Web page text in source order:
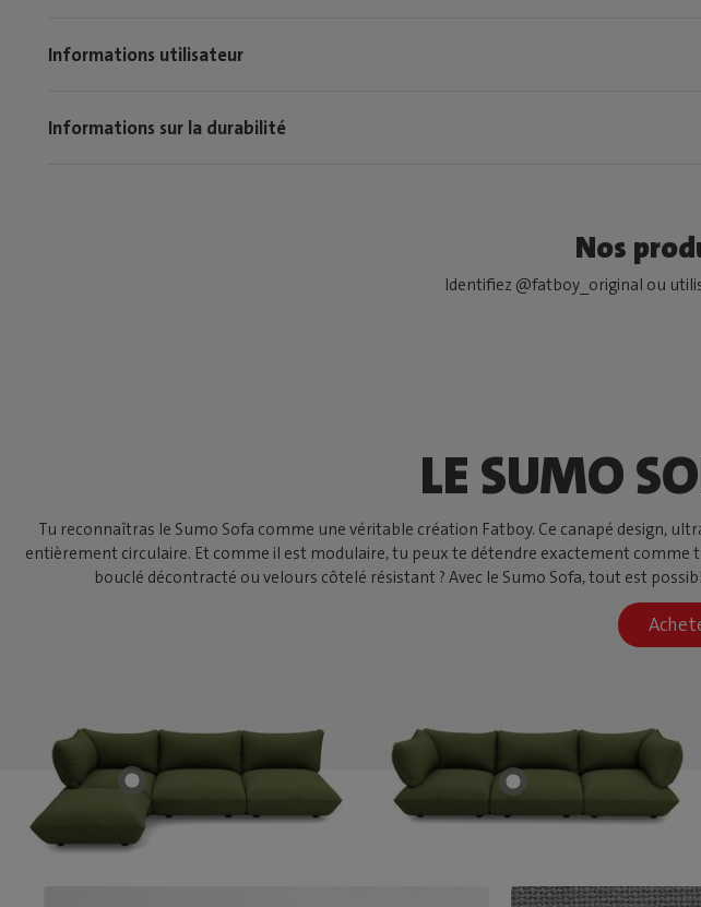
Informations utilisateur
Informations sur la durabilité
Nos
Identifiez @fatboy_original ou
LE SUMO
Tu reconnaîtras le Sumo Sofa comme une véritable création Fatboy. Ce canapé design,
entièrement circulaire. Et comme il est modulaire, tu peux te détendre exactement comme
bouclé décontracté ou velours côtelé résistant ? Avec le Sumo Sofa, tout est